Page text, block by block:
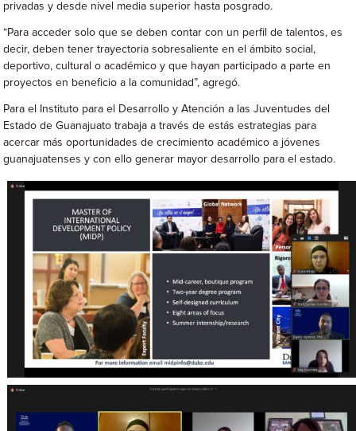
privadas y desde nivel media superior hasta posgrado.
“Para acceder solo que se deben contar con un perfil de talentos, es
decir, deben tener trayectoria sobresaliente en el ámbito social,
deportivo, cultural o académico y que hayan participado a parte en
proyectos en beneficio a la comunidad”, agregó.
Para el Instituto para el Desarrollo y Atención a las Juventudes del
Estado de Guanajuato trabaja a través de estás estrategias para
acercar más oportunidades de crecimiento académico a jóvenes
guanajuatenses y con ello generar mayor desarrollo para el estado.